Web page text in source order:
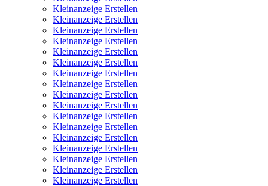
Kleinanzeige Erstellen
Kleinanzeige Erstellen
Kleinanzeige Erstellen
Kleinanzeige Erstellen
Kleinanzeige Erstellen
Kleinanzeige Erstellen
Kleinanzeige Erstellen
Kleinanzeige Erstellen
Kleinanzeige Erstellen
Kleinanzeige Erstellen
Kleinanzeige Erstellen
Kleinanzeige Erstellen
Kleinanzeige Erstellen
Kleinanzeige Erstellen
Kleinanzeige Erstellen
Kleinanzeige Erstellen
Kleinanzeige Erstellen